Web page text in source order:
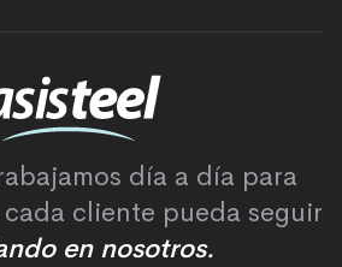
día a día para
cliente pueda seguir
en nosotros.